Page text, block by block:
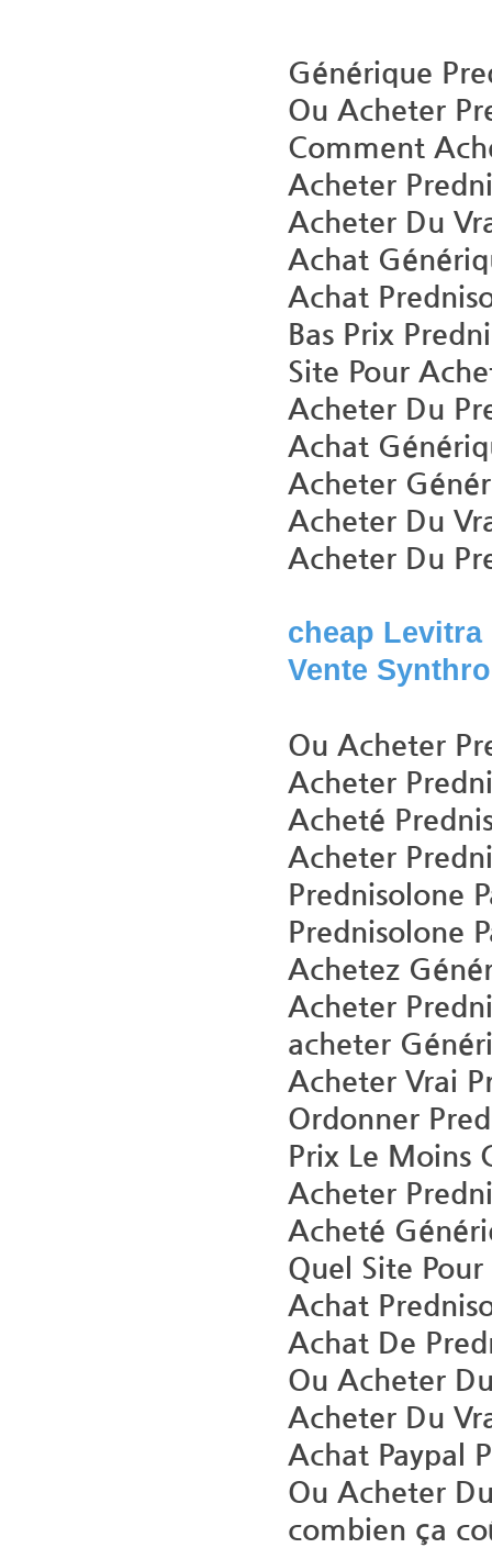
Générique
Ou Acheter
Comment
Acheter
Acheter Du
Achat
Achat
Bas Prix
Site Pour
Acheter Du
Achat
Acheter
Acheter Du
Acheter Du
cheap
Vente
Ou Acheter
Acheter
Acheté
Acheter
Prednisolone
Prednisolone
Achetez
Acheter
acheter
Acheter Vrai
Ordonner
Prix Le Moins
Acheter
Acheté
Quel Site
Achat
Achat De
Ou Acheter
Acheter Du
Achat Paypal
Ou Acheter
combien ça